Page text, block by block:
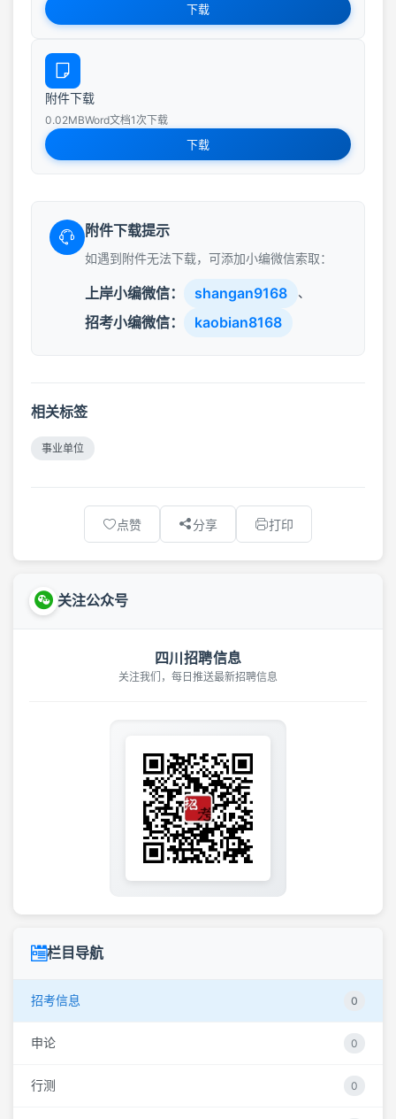
下载
附件下载
0.02MBWord文档1次下载
下载
附件下载提示
如遇到附件无法下载，可添加小编微信索取：
上岸小编微信： shangan9168 、
招考小编微信： kaobian8168
相关标签
事业单位
点赞 分享 打印
关注公众号
四川招聘信息
关注我们，每日推送最新招聘信息
栏目导航
招考信息 0
申论 0
行测 0